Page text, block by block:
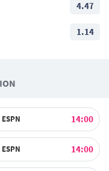
4.47
1.14
ESPN 14:00
ESPN 14:00